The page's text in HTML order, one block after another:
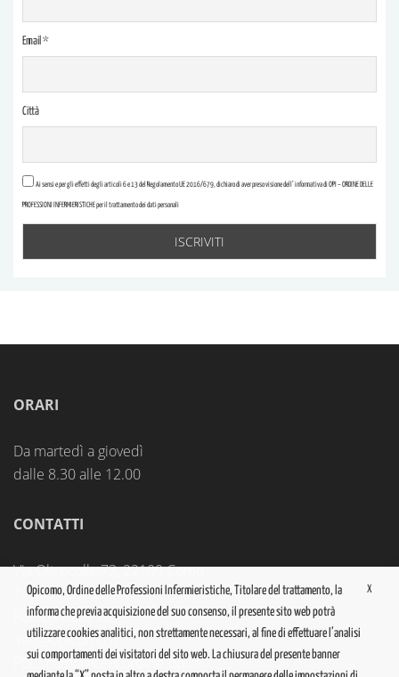
Email *
Città
Ai sensi e per gli effetti degli articoli 6 e 13 del Regolamento UE 2016/679, dichiaro di aver preso visione dell’ informativa di OPI – ORDINE DELLE
PROFESSIONI INFERMIERISTICHE per il trattamento dei dati personali
ORARI
Da martedì a giovedì
dalle 8.30 alle 12.00
CONTATTI
Via Oltrecolle,73, 22100 Como
Tel. 031.300218
Fax. 031.262538
info@opicomo.it
PEC:como@cert.ordine-opi.it
X
Opicomo, Ordine delle Professioni Infermieristiche, Titolare del trattamento, la
informa che previa acquisizione del suo consenso, il presente sito web potrà
utilizzare cookies analitici, non strettamente necessari, al fine di effettuare l’analisi
sui comportamenti dei visitatori del sito web. La chiusura del presente banner